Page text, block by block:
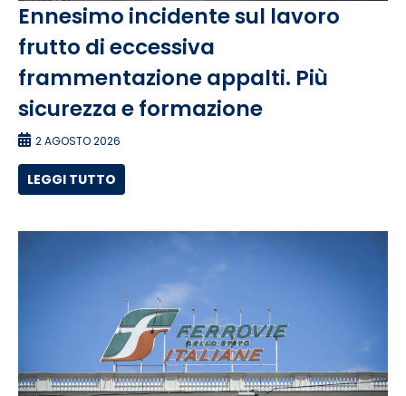
Ennesimo incidente sul lavoro
frutto di eccessiva
frammentazione appalti. Più
sicurezza e formazione
2 AGOSTO 2026
LEGGI TUTTO